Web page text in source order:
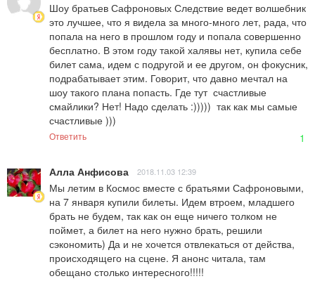
Шоу братьев Сафроновых Следствие ведет волшебник
это лучшее, что я видела за много-много лет, рада, что
попала на него в прошлом году и попала совершенно
бесплатно. В этом году такой халявы нет, купила себе
билет сама, идем с подругой и ее другом, он фокусник,
подрабатывает этим. Говорит, что давно мечтал на
шоу такого плана попасть. Где тут  счастливые
смайлики? Нет! Надо сделать :)))))  так как мы самые
счастливые )))
Ответить 1
Алла Анфисова 2018.11.03 12:39
Мы летим в Космос вместе с братьями Сафроновыми,
на 7 января купили билеты. Идем втроем, младшего
брать не будем, так как он еще ничего толком не
поймет, а билет на него нужно брать, решили
сэкономить) Да и не хочется отвлекаться от действа,
происходящего на сцене. Я анонс читала, там
обещано столько интересного!!!!!